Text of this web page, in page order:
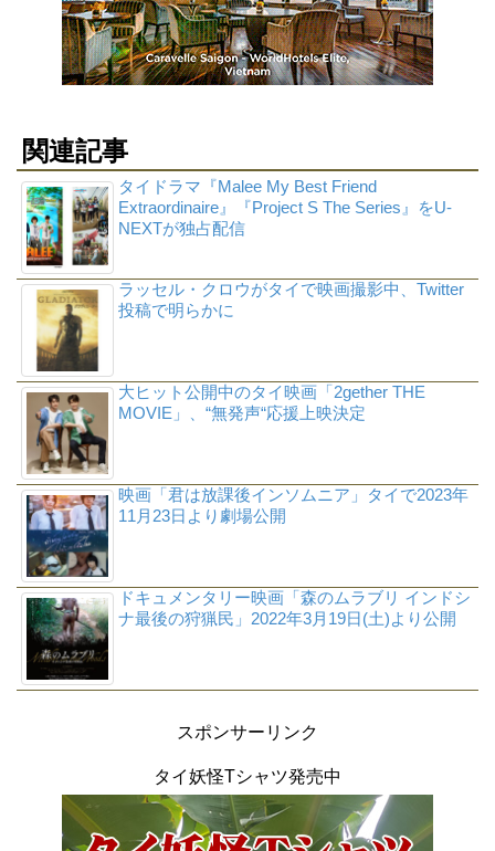
関連記事
タイドラマ『Malee My Best Friend
Extraordinaire』『Project S The Series』をU-
NEXTが独占配信
ラッセル・クロウがタイで映画撮影中、Twitter
投稿で明らかに
大ヒット公開中のタイ映画「2gether THE
MOVIE」、“無発声“応援上映決定
映画「君は放課後インソムニア」タイで2023年
11月23日より劇場公開
ドキュメンタリー映画「森のムラブリ インドシ
ナ最後の狩猟民」2022年3月19日(土)より公開
スポンサーリンク
タイ妖怪Tシャツ発売中